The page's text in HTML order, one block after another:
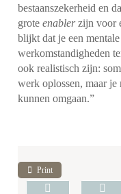
bestaanszekerheid en
groteenablerzijn voor
blijkt dat je een
werkomstandigheden
ook realistisch zijn:
werk oplossen, maar
kunnen omgaan.”
Print